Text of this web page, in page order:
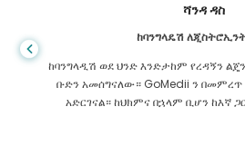
ሻንዳ ዳስ
ከባንግላዴሽ
ከባንግላዲሽ ወደ ህንድ እንድታከም የረዳኝን
ቡድን አመሰግናለው። GoMedii ን
አድርገናል። ከህክምና በኋላም ቢሆን ከእኛ